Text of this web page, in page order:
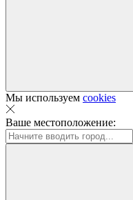
Мы используем cookies
Ваше местоположение: